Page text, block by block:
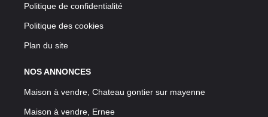
Politique de confidentialité
Politique des cookies
Plan du site
NOS ANNONCES
Maison à vendre, Chateau gontier sur mayenne
Maison à vendre, Ernee